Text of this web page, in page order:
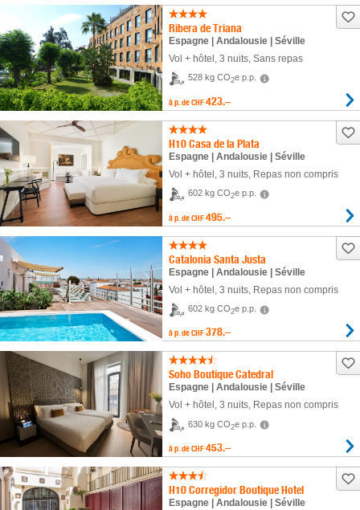
Ribera de Triana
Espagne | Andalousie | Séville
Vol + hôtel , 3 nuits, Sans repas
528 kg CO2e p.p.
à p. de CHF 423.–
H10 Casa de la Plata
Espagne | Andalousie | Séville
Vol + hôtel 3 nuits, Repas non compris
602 kg CO2e p.p.
à p. de CHF 495.–
Catalonia Santa Justa
Espagne | Andalousie | Séville
Vol + hôtel 3 nuits, Repas non compris
602 kg CO2e p.p.
à p. de CHF 378.–
Soho Boutique Catedral
Espagne | Andalousie | Séville
Vol + hôtel , 3 nuits, Repas non compris
630 kg CO2e p.p.
à p. de CHF 453.–
H10 Corregidor Boutique Hotel
Espagne | Andalousie | Séville